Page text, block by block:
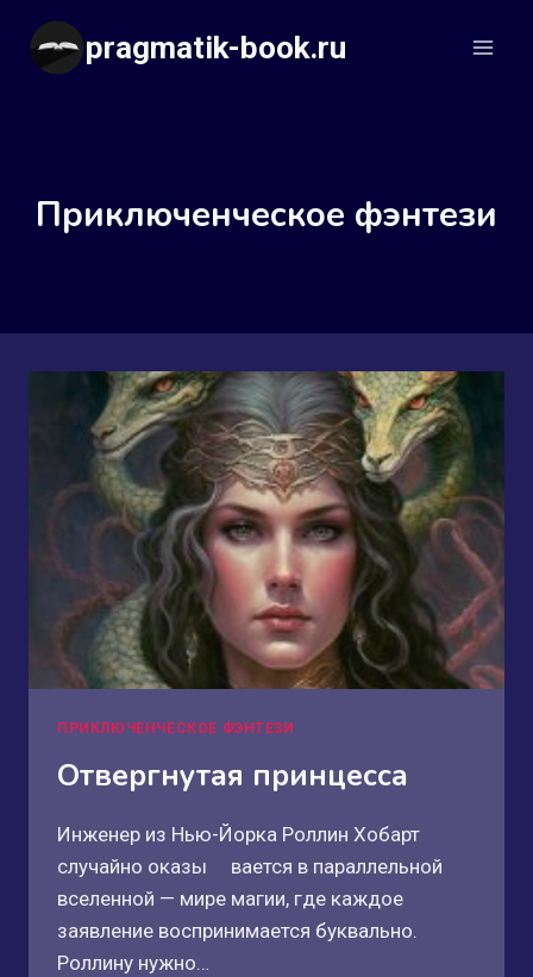
Перейти
содержимому
pragmatik-book.ru
Приключенческое фэнтези
ПРИКЛЮЧЕНЧЕСКОЕ ФЭНТЕЗИ
Отвергнутая принцесса
Инженер из Нью-Йорка Роллин Хобарт
случайно оказы вается в параллельной
вселенной — мире магии, где каждое
заявление воспринимается буквально.
Роллину нужно…